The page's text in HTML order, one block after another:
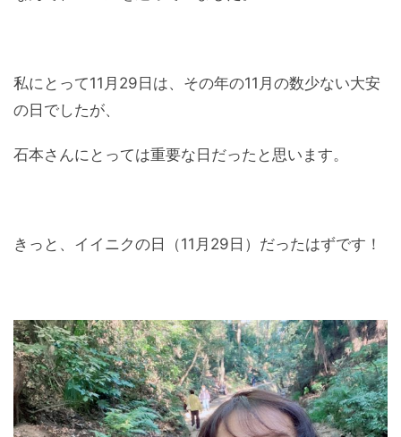
私にとって11月29日は、その年の11月の数少ない大安
の日でしたが、
石本さんにとっては重要な日だったと思います。
きっと、イイニクの日（11月29日）だったはずです！